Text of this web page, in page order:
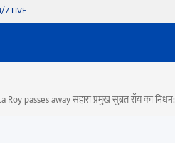
7 LIVE
Roy passes away सहारा प्रमुख सुब्रत रॉय का